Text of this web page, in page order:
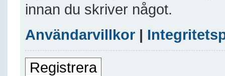
innan du skriver något.
Användarvillkor |
Registrera